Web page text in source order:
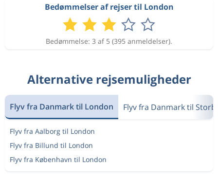
Bedømmelser af rejser til London
Bedømmelse: 3 af 5 (395 anmeldelser).
Alternative rejsemuligheder
Flyv fra Danmark til London Flyv fra Danmark til
Flyv fra Aalborg til London
Flyv fra Billund til London
Flyv fra København til London